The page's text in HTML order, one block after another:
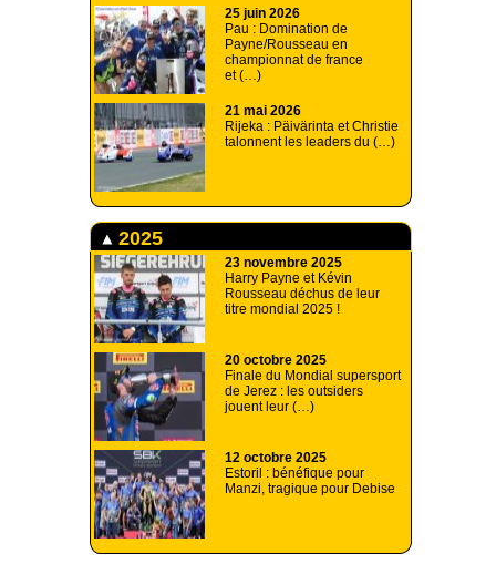
25 juin 2026
Pau : Domination de
Payne/Rousseau en
championnat de france
et (…)
21 mai 2026
Rijeka : Päivärinta et Christie
talonnent les leaders du (…)
2025
23 novembre 2025
Harry Payne et Kévin
Rousseau déchus de leur
titre mondial 2025 !
20 octobre 2025
Finale du Mondial supersport
de Jerez : les outsiders
jouent leur (…)
12 octobre 2025
Estoril : bénéfique pour
Manzi, tragique pour Debise